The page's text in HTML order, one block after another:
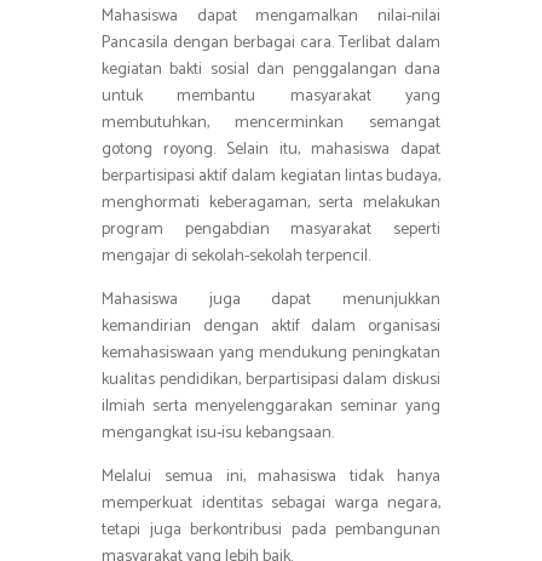
Mahasiswa dapat mengamalkan nilai-nilai
Pancasila dengan berbagai cara. Terlibat dalam
kegiatan bakti sosial dan penggalangan dana
untuk membantu masyarakat yang
membutuhkan, mencerminkan semangat
gotong royong. Selain itu, mahasiswa dapat
berpartisipasi aktif dalam kegiatan lintas budaya,
menghormati keberagaman, serta melakukan
program pengabdian masyarakat seperti
mengajar di sekolah-sekolah terpencil.
Mahasiswa juga dapat menunjukkan
kemandirian dengan aktif dalam organisasi
kemahasiswaan yang mendukung peningkatan
kualitas pendidikan, berpartisipasi dalam diskusi
ilmiah serta menyelenggarakan seminar yang
mengangkat isu-isu kebangsaan.
Melalui semua ini, mahasiswa tidak hanya
memperkuat identitas sebagai warga negara,
tetapi juga berkontribusi pada pembangunan